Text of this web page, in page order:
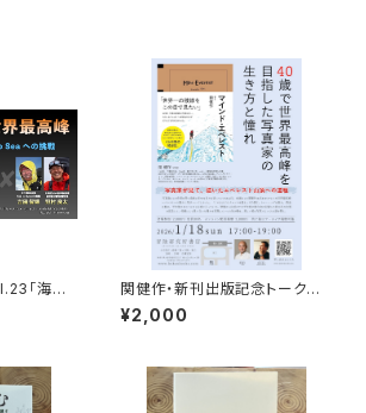
「海か
録画視聴
関健作・新刊出版記念トークイ
ベント録画視聴権
¥2,000